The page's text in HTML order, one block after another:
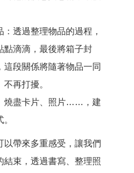
透過整理物品的過程，
點滴滴，最後將箱子封
這段關係將隨著物品一同
再打擾。
燒盡卡片、照片……，建
帶來多重感受，讓我們
結束，透過書寫、整理照